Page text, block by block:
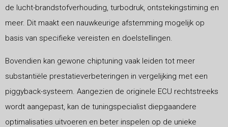
de lucht-brandstofverhouding, turbodruk, ontstekingstiming en
meer. Dit maakt een nauwkeurige afstemming mogelijk op
basis van specifieke vereisten en doelstellingen.
Bovendien kan gewone chiptuning vaak leiden tot meer
substantiële prestatieverbeteringen in vergelijking met een
piggyback-systeem. Aangezien de originele ECU rechtstreeks
wordt aangepast, kan de tuningspecialist diepgaandere
optimalisaties uitvoeren en beter inspelen op de unieke